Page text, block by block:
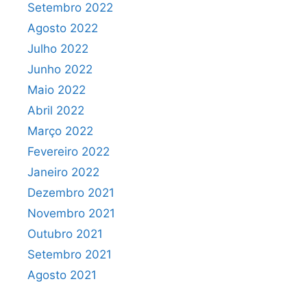
Setembro 2022
Agosto 2022
Julho 2022
Junho 2022
Maio 2022
Abril 2022
Março 2022
Fevereiro 2022
Janeiro 2022
Dezembro 2021
Novembro 2021
Outubro 2021
Setembro 2021
Agosto 2021